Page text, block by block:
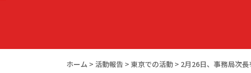
ホーム > 活動報告 > 東京での活動 > 2月26日、事務局次